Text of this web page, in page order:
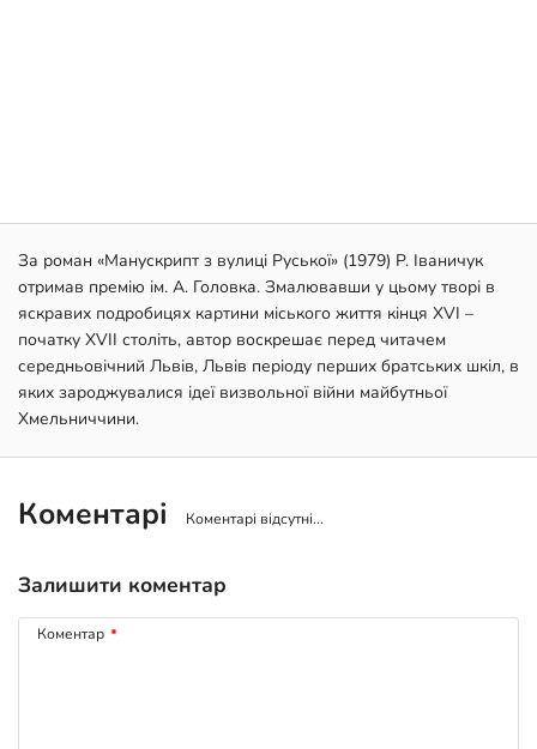
За роман «Манускрипт з вулиці Руської» (1979) Р. Іваничук
отримав премію ім. А. Головка. Змалювавши у цьому творі в
яскравих подробицях картини міського життя кінця ХVІ –
початку ХVІІ століть, автор воскрешає перед читачем
середньовічний Львів, Львів періоду перших братських шкіл, в
яких зароджувалися ідеї визвольної війни майбутньої
Хмельниччини.
Коментарі Коментарі відсутні...
Залишити коментар
Коментар *